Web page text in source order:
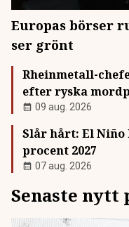
Europas börser
ser grönt
Rheinmetall-
efter ryska
09 aug. 2026
Slår hårt: El
procent 2027
07 aug. 2026
Senaste